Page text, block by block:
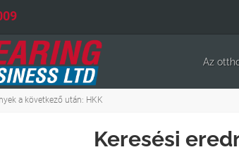
Az
a következő után: HKK
Keresési